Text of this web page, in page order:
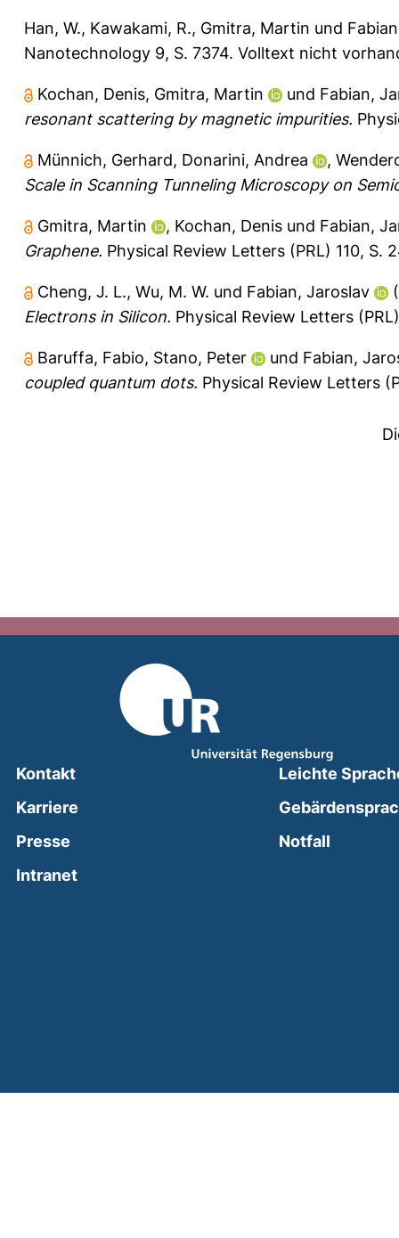
Han, W., Kawakami, R., Gmitra, Martin und
Nanotechnology 9, S. 7374. Volltext nicht
Kochan, Denis, Gmitra, Martin und Fabian,
resonant scattering by magnetic impurities.
Münnich, Gerhard, Donarini, Andrea ,
Scale in Scanning Tunneling Microscopy on
Gmitra, Martin , Kochan, Denis und Fabian,
Graphene. Physical Review Letters (PRL) 110, S.
Cheng, J. L., Wu, M. W. und Fabian, Jaroslav
Electrons in Silicon. Physical Review Letters
Baruffa, Fabio, Stano, Peter und Fabian,
coupled quantum dots. Physical Review Letters
Kontakt
Karriere
Presse
Intranet(external link, opens in a new window)
Leichte
Notfall